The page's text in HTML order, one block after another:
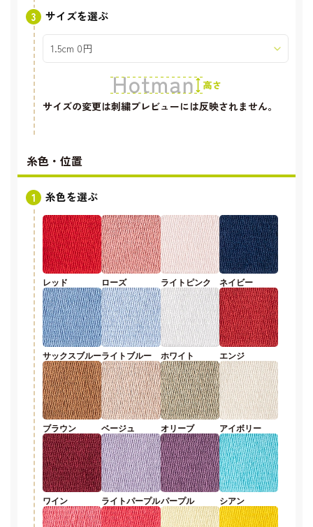
サイズを選ぶ
サイズの変更は刺繍プレビューには反映されません。
糸色・位置
糸色を選ぶ
レッド ローズ ライトピンク ネイビー
サックスブルーライトブルー ホワイト エンジ
ブラウン ベージュ オリーブ アイボリー
ワイン ライトパープルパープル シアン